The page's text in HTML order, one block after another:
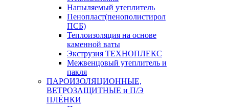
Напыляемый утеплитель
Пенопласт(пенополистирол
ПСБ)
Теплоизоляция на основе
каменной ваты
Экструзия ТЕХНОПЛЕКС
Межвенцовый утеплитель и
пакля
ПАРОИЗОЛЯЦИОННЫЕ,
ВЕТРОЗАЩИТНЫЕ и П/Э
ПЛЁНКИ